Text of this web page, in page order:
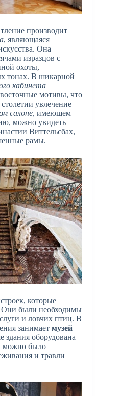
производит
, являющаяся
Она
изразцов с
охоты,
тонах. В шикарной
кабинета
мотивы, что
увлечение
салоне, имеющем
можно увидеть
Виттельсбах,
рамы.
которые
Они были необходимы
и ловчих птиц. В
занимает музей
здания оборудована
можно было
и травли